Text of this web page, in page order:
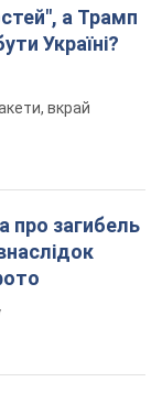
а Трамп
Україні?
вкрай
про загибель